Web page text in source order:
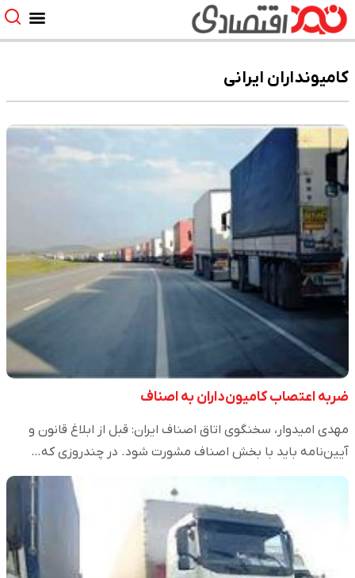
کامیونداران ایرانی
ضربه اعتصاب کامیون‌داران به اصناف
مهدی امیدوار، سخنگوی اتاق اصناف ایران: قبل از ابلاغ قانون و
آیین‌نامه باید با بخش اصناف مشورت شود. در چندروزی که…